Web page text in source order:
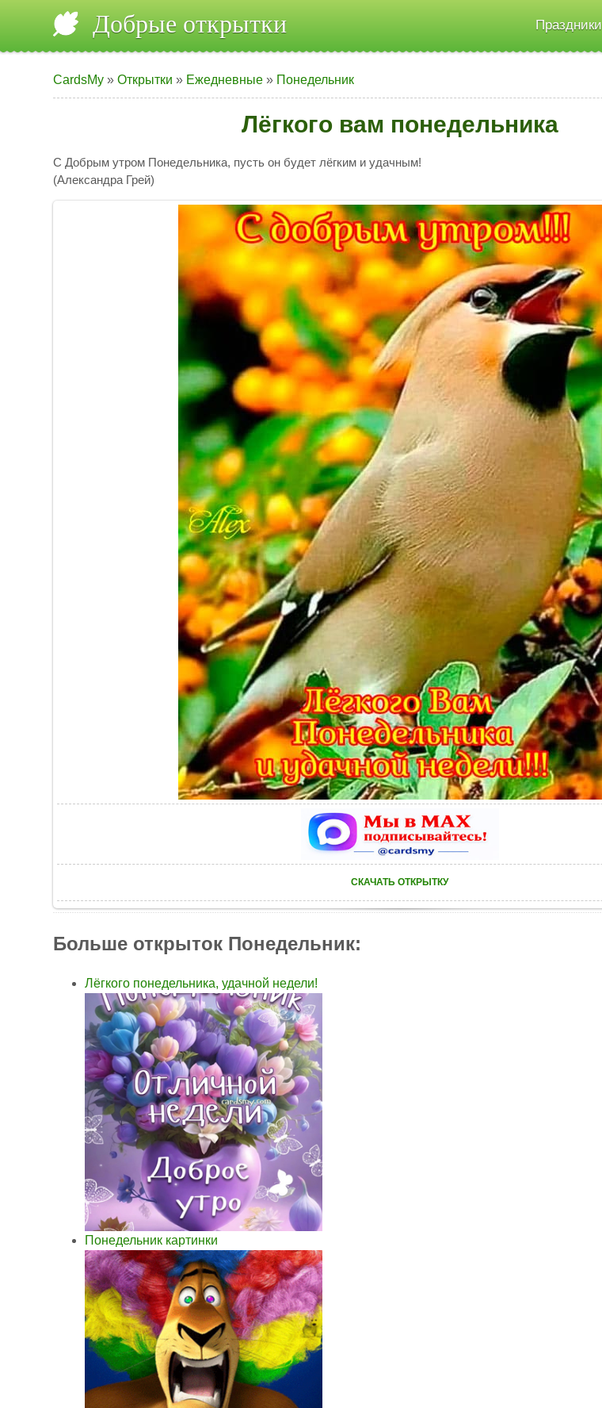
Добрые открытки Праздники
CardsMy »Открытки » Ежедневные » Понедельник
Лёгкого вам понедельника
С Добрым утром Понедельника, пусть он будет лёгким и удачным!
(Александра Грей)
СКАЧАТЬ ОТКРЫТКУ
Больше открыток Понедельник:
Лёгкого понедельника, удачной недели!
Понедельник картинки